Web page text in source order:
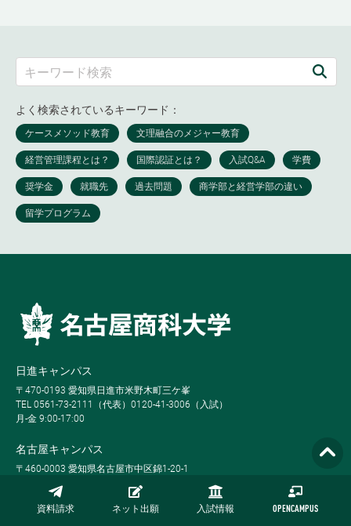
資料請求 ネット出願 入試情報 OPENCAMPUS
よく検索されているキーワード：
日進キャンパス
〒470-0193 愛知県日進市米野木町三ケ峯
TEL 0561-73-2111（代表）0120-41-3006（入試）
月-金 9:00-17:00
名古屋キャンパス
〒460-0003 愛知県名古屋市中区錦1-20-1
TEL 052-223-3111
火-土 9:00-17:00